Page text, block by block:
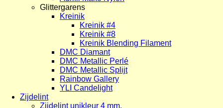
Glittergarens
Kreinik
Kreinik #4
Kreinik #8
Kreinik Blending Filament
DMC Diamant
DMC Metallic Perlé
DMC Metallic Splijt
Rainbow Gallery
YLI Candelight
Zijdelint
Zijdelint unikleur 4 mm.